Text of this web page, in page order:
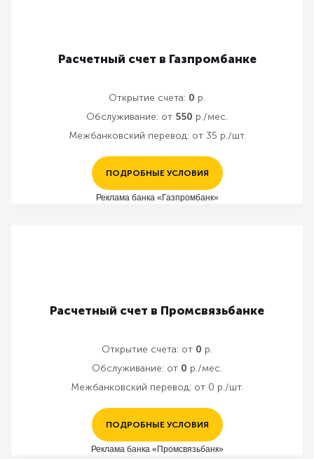
Расчетный счет в Газпромбанке
Открытие счета: 0 р.
Обслуживание: от 550 р./мес.
Межбанковский перевод: от 35 р./шт.
ПОДРОБНЫЕ УСЛОВИЯ
Реклама банка «Газпромбанк»
Расчетный счет в Промсвязьбанке
Открытие счета: от 0 р.
Обслуживание: от 0 р./мес.
Межбанковский перевод: от 0 р./шт.
ПОДРОБНЫЕ УСЛОВИЯ
Реклама банка «Промсвязьбанк»